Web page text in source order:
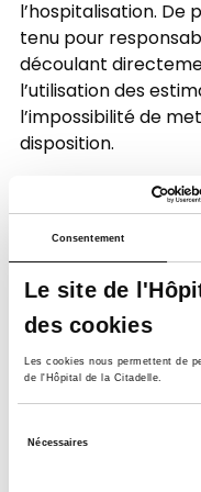
Consentement
Le site de
des cookies
Les cookies nous permettent de
de l'Hôpital de la Citadelle.
Nécessaires
l’hospitalisation. De
tenu pour
découlant
l’utilisation des
l’impossibilité de
disposition.
Le calculateur de
indisponible.
Vous